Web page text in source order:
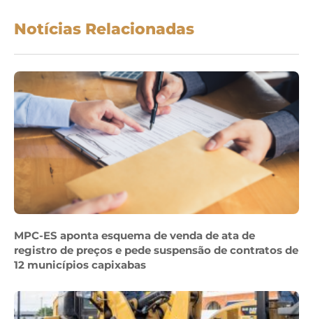
Notícias Relacionadas
MPC-ES aponta esquema de venda de ata de
registro de preços e pede suspensão de contratos de
12 municípios capixabas